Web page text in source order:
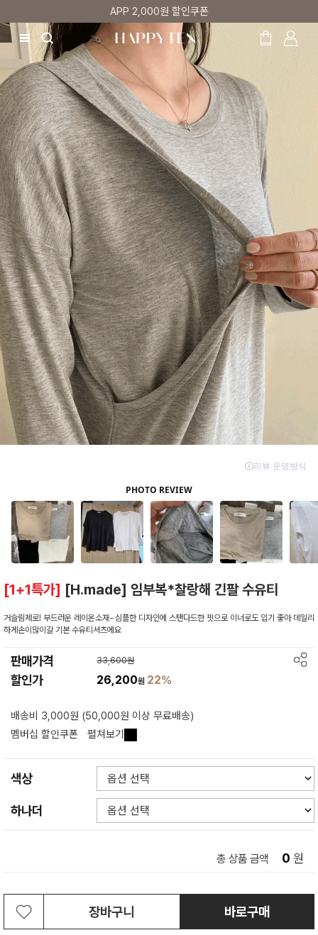
APP 2,000원 할인쿠폰
[1+1특가] [H.made] 임부복*찰랑해 긴팔 수유티
거슬림제로! 부드러운 레이온소재~심플한 디자인에 스탠다드한 핏으로 이너로도 입기 좋아 데일리
하게손이많이갈 기본 수유티셔츠에요
판매가격 33,600원
할인가 26,200원 22%
배송비 3,000원 (50,000원 이상 무료배송)
멤버십 할인쿠폰
펼쳐보기
색상
하나더
총 상품 금액 0 원
장바구니 바로구매